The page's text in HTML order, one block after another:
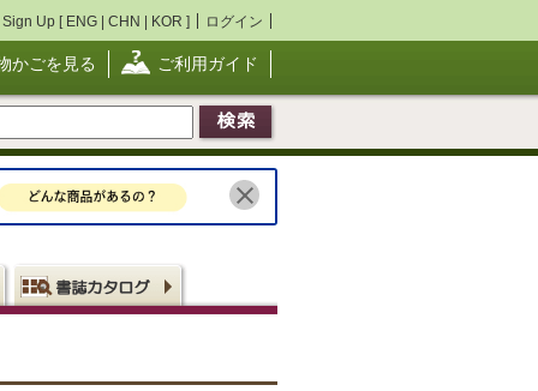
Sign Up [ ENG | CHN | KOR ] ログイン
かごを見る ご利用ガイド